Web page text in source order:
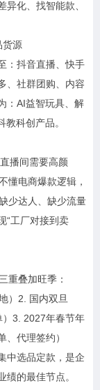
化、找智能款、
货源
：抖音直播、快手
、社群团购、内容
：AI益智玩具、解
科创产品。
播间需要高颜
懂电商爆款逻辑，
少达人、缺少流量
“工厂对接到卖
重叠加旺季：
）2. 国内双旦
）3. 2027年春节年
代理签约）
中选品定款，是企
的最佳节点。